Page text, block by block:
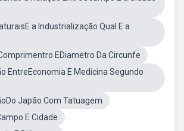
a Industrialização Qual E a
EDiametro Da Circunfe
EntreEconomia E Medicina Segundo
Japão Com Tatuagem
E Cidade